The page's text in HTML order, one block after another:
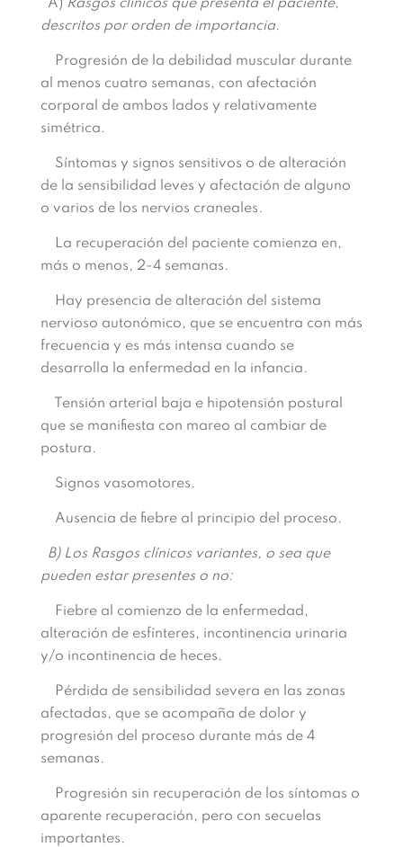
A) Rasgos clínicos que presenta el paciente,
descritos por orden de importancia.
Progresión de la debilidad muscular durante
al menos cuatro semanas, con afectación
corporal de ambos lados y relativamente
simétrica.
Síntomas y signos sensitivos o de alteración
de la sensibilidad leves y afectación de alguno
o varios de los nervios craneales.
La recuperación del paciente comienza en,
más o menos, 2-4 semanas.
Hay presencia de alteración del sistema
nervioso autonómico, que se encuentra con más
frecuencia y es más intensa cuando se
desarrolla la enfermedad en la infancia.
Tensión arterial baja e hipotensión postural
que se manifiesta con mareo al cambiar de
postura.
Signos vasomotores.
Ausencia de fiebre al principio del proceso.
B) Los Rasgos clínicos variantes, o sea que
pueden estar presentes o no:
Fiebre al comienzo de la enfermedad,
alteración de esfínteres, incontinencia urinaria
y/o incontinencia de heces.
Pérdida de sensibilidad severa en las zonas
afectadas, que se acompaña de dolor y
progresión del proceso durante más de 4
semanas.
Progresión sin recuperación de los síntomas o
aparente recuperación, pero con secuelas
importantes.